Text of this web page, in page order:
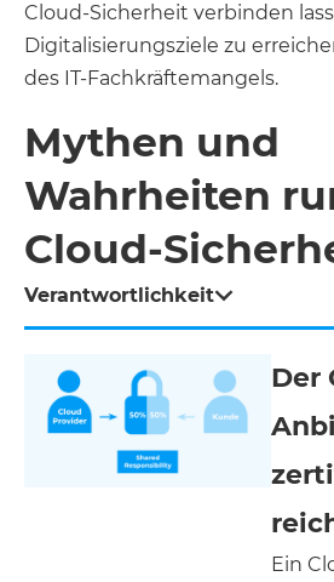
Cloud-Sicherheit verbinden
Digitalisierungsziele zu
des IT-Fachkräftemangels.
Mythen und
Wahrheiten
Cloud-
Verantwortlichkeit
Der
Ein